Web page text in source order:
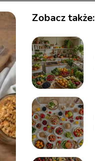
Zobacz także: